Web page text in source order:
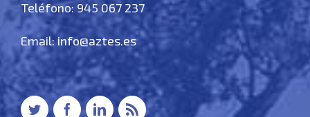
Teléfono: 945 067 237
Email:info@aztes.es